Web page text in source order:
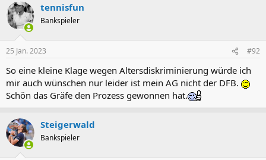
k
t
i
e
:
tennisfun
Bankspieler
25 Jan. 2023 #92
So eine kleine Klage wegen Altersdiskriminierung würde ich
mir auch wünschen nur leider ist mein AG nicht der DFB.
Schön das Gräfe den Prozess gewonnen hat.
Steigerwald
Bankspieler